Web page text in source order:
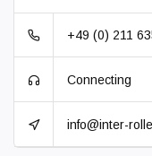
+49 (0) 211
Connecting
info@inter-